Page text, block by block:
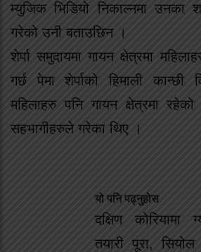
म्युजिक भिडियो निकाल्नमा उनका
गरेको उनी बताउछिन ।
शेर्पा समुदायमा गायन क्षेत्रमा
गर्छ पेमा शेर्पाको हिमाली कान्छी
महिलाहरु पनि गायन क्षेत्रमा
सहभागीहरुले गरेका थिए ।
यो पनि पढ्नुहोस
दक्षिण कोरियामा
तयारी पूरा,